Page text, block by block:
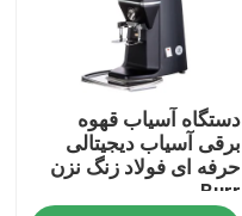
دستگاه آسیاب قهوه
برقی آسیاب دیجیتالی
حرفه ای فولاد زنگ نزن
Burr